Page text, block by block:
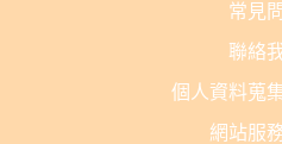
常見
聯絡
個人資料蒐
網站服